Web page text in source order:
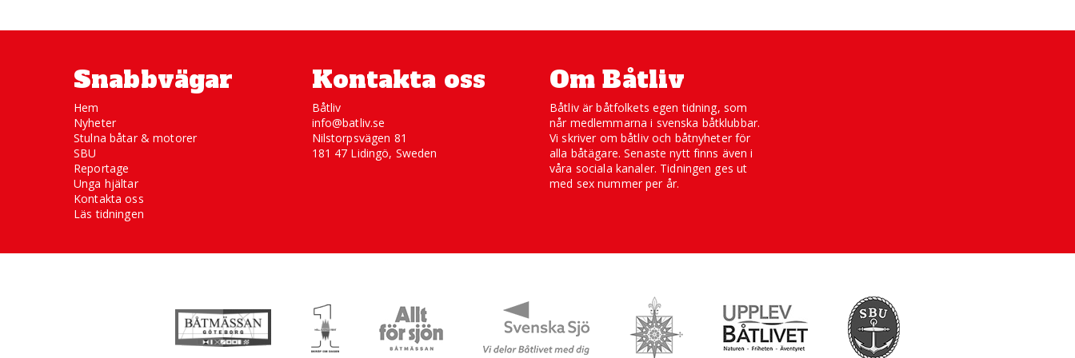
Snabbvägar
Hem
Nyheter
Stulna båtar & motorer
SBU
Reportage
Unga hjältar
Kontakta oss
Läs tidningen
Kontakta oss
Båtliv
info@batliv.se
Nilstorpsvägen 81
181 47 Lidingö, Sweden
Om Båtliv
Båtliv är båtfolkets egen tidning, som
når medlemmarna i svenska båtklubbar.
Vi skriver om båtliv och båtnyheter för
alla båtägare. Senaste nytt finns även i
våra sociala kanaler. Tidningen ges ut
med sex nummer per år.